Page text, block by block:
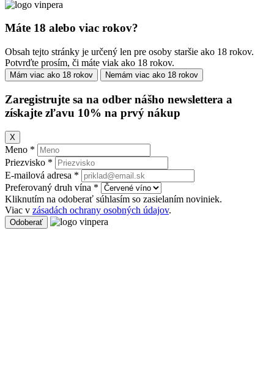
Máte 18 alebo viac rokov?
Obsah tejto stránky je určený len pre osoby staršie ako 18 rokov.
Potvrďte prosím, či máte viak ako 18 rokov.
Mám viac ako 18 rokov Nemám viac ako 18 rokov
Zaregistrujte sa na odber nášho newslettera a
získajte zľavu 10% na prvý nákup
X
Meno *
Priezvisko *
E-mailová adresa *
Preferovaný druh vína *
Kliknutím na odoberať súhlasím so zasielaním noviniek.
Viac v zásadách ochrany osobných údajov.